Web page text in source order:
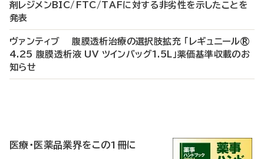
剤レジメンBIC/FTC/TAFに対する非劣性を示したことを
発表
ヴァンティブ 腹膜透析治療の選択肢拡充 「レギュニール®
4.25 腹膜透析液 UV ツインバッグ1.5L」薬価基準収載のお
知らせ
医療・医薬品業界をこの1冊に